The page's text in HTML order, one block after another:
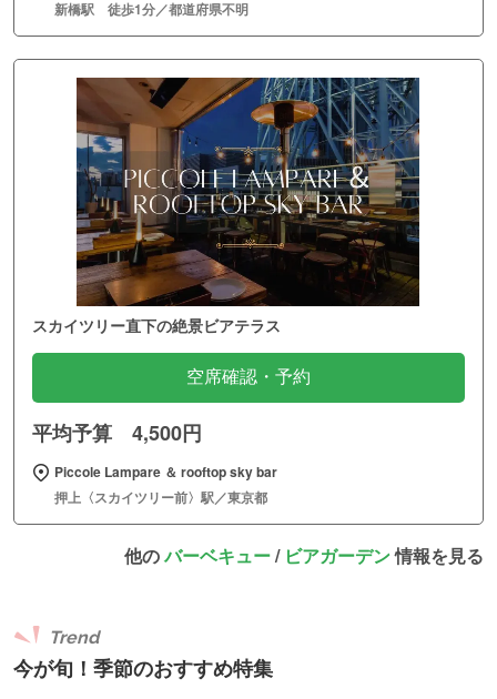
新橋駅 徒歩1分／都道府県不明
スカイツリー直下の絶景ビアテラス
空席確認・予約
平均予算 4,500円
Piccole Lampare ＆ rooftop sky bar
押上〈スカイツリー前〉駅／東京都
他のバーベキュー/ ビアガーデン情報を見る
今が旬！季節のおすすめ特集
Trend